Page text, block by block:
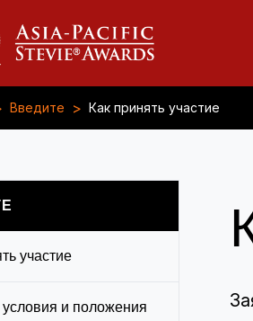
Введите > Как принять участие
участие
и положения